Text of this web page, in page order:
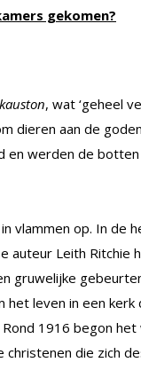
gekomen?
, wat ‘geheel
dieren aan de
en werden de
vlammen op. In de
auteur Leith
gruwelijke
leven in een
1916 begon
die zich